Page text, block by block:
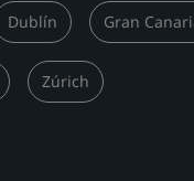
Dublín Gran
Zúrich